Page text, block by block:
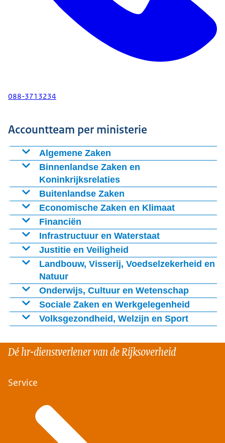
088-3713234
Accountteam per ministerie
Algemene Zaken
Ilonka Schouten:
Ilonka.Schouten@oprijk.nl
Binnenlandse Zaken en
Koninkrijksrelaties
Annemiek van der Bent:
Buitenlandse Zaken
Annemijn Westerduin:
Economische Zaken en Klimaat
Heleen de Graaf:
Financiën
Michael Dreessen:
Infrastructuur en Waterstaat
Anne Schat:
Justitie en Veiligheid
Ministerie van Justitie en Veiligheid
Anne Schat:
Landbouw, Visserij, Voedselzekerheid en
Natuur
Jan Robert Zeelenberg:
Onderwijs, Cultuur en Wetenschap
Evelyne Hof:
Sociale Zaken en Werkgelegenheid
Aarti Soerdjbalie:
Volksgezondheid, Welzijn en Sport
Dé hr-dienstverlener van de Rijksoverheid
Service